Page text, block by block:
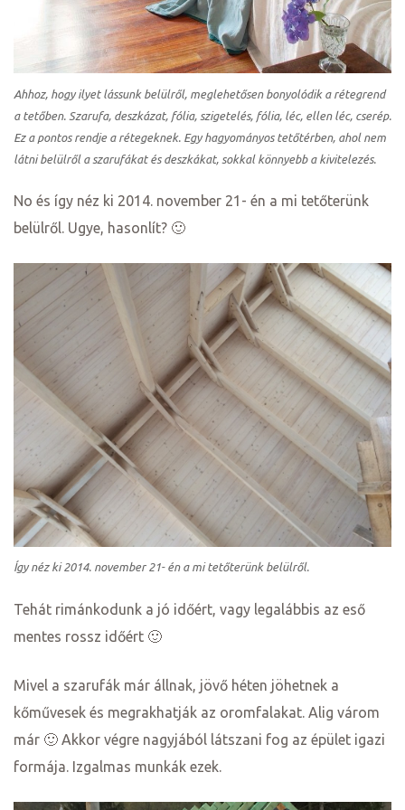
Ahhoz, hogy ilyet lássunk belülről, meglehetősen bonyolódik a rétegrend
a tetőben. Szarufa, deszkázat, fólia, szigetelés, fólia, léc, ellen léc, cserép.
Ez a pontos rendje a rétegeknek. Egy hagyományos tetőtérben, ahol nem
látni belülről a szarufákat és deszkákat, sokkal könnyebb a kivitelezés.
No és így néz ki 2014. november 21- én a mi tetőterünk
belülről. Ugye, hasonlít? 🙂
Így néz ki 2014. november 21- én a mi tetőterünk belülről.
Tehát rimánkodunk a jó időért, vagy legalábbis az eső
mentes rossz időért 🙂
Mivel a szarufák már állnak, jövő héten jöhetnek a
kőművesek és megrakhatják az oromfalakat. Alig várom
már 🙂 Akkor végre nagyjából látszani fog az épület igazi
formája. Izgalmas munkák ezek.